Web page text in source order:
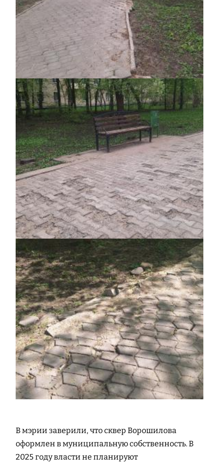
В мэрии заверили, что сквер Ворошилова
оформлен в муниципальную собственность. В
2025 году власти не планируют